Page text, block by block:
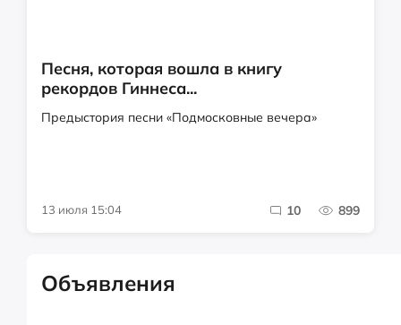
Песня, которая вошла в книгу
рекордов Гиннеса...
Предыстория песни «Подмосковные вечера»
13 июля 15:04 10 899
Объявления